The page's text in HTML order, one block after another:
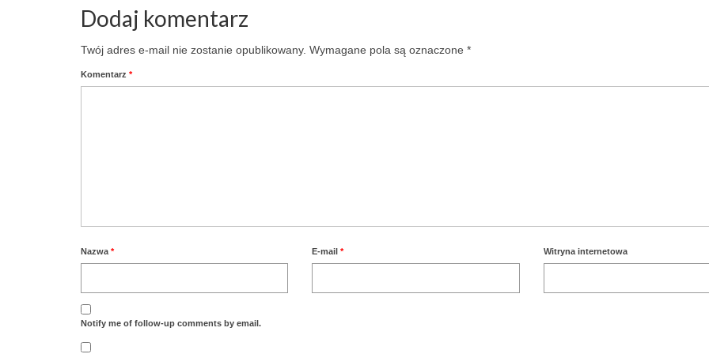
Dodaj komentarz
Twój adres e-mail nie zostanie opublikowany. Wymagane pola są oznaczone *
Komentarz *
Nazwa * E-mail* Witryna internetowa
Notify me of follow-up comments by email.